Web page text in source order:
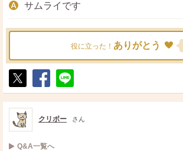
サムライです
役に立った！ ありがとう
ポ
ス
ト
シ
ェ
送
る
クリボー さん
Q&A一覧へ